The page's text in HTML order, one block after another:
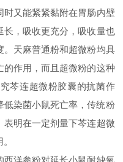
时又能紧紧黏附在胃肠内壁
长，吸收更充分，吸收量也
。天麻普通粉和超微粉均具
作用，而且超微粉的这种
芩连超微粉胶囊的抗菌作
低染菌小鼠死亡率，传统粉
明在一定剂量下芩连超微
洋参粉对延长小鼠耐缺氧